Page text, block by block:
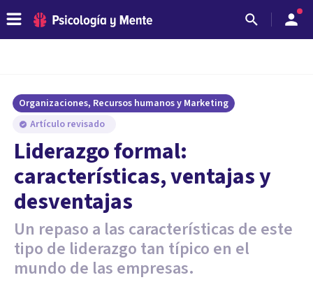
Organizaciones, Recursos humanos y Marketing
Artículo revisado
Liderazgo formal:
características, ventajas y
desventajas
Un repaso a las características de este
tipo de liderazgo tan típico en el
mundo de las empresas.